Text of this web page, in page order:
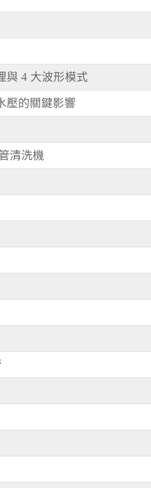
與 4 大波形模式
壓的關鍵影響
清洗機